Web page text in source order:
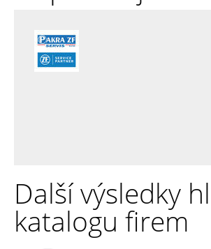
Další výsledky
katalogu firem